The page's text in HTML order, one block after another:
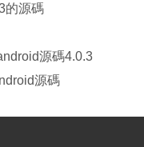
的源碼
源碼4.0.3
源碼